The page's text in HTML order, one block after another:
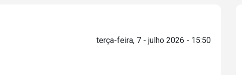
terça-feira, 7 - julho 2026 - 15:50